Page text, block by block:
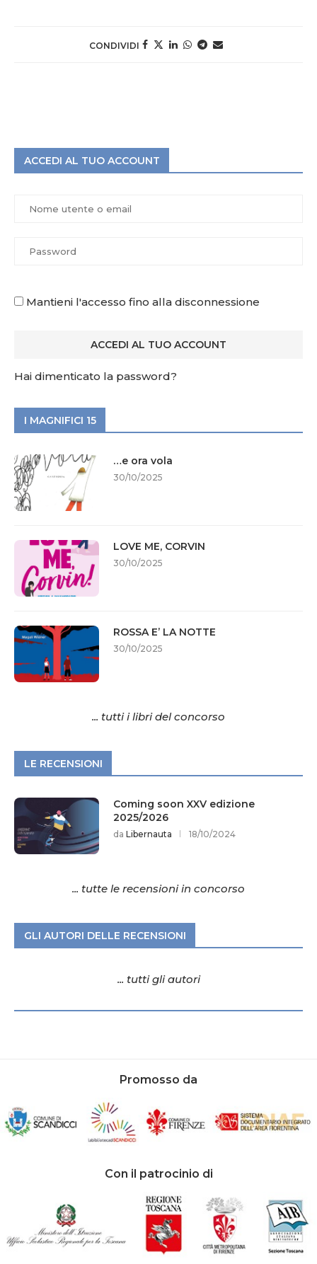
CONDIVIDI
ACCEDI AL TUO ACCOUNT
Mantieni l'accesso fino alla disconnessione
Hai dimenticato la password?
I MAGNIFICI 15
…e ora vola
30/10/2025
LOVE ME, CORVIN
30/10/2025
ROSSA E’ LA NOTTE
30/10/2025
... tutti i libri del concorso
LE RECENSIONI
Coming soon XXV edizione
2025/2026
da Libernauta 18/10/2024
... tutte le recensioni in concorso
GLI AUTORI DELLE RECENSIONI
... tutti gli autori
Promosso da
Con il patrocinio di